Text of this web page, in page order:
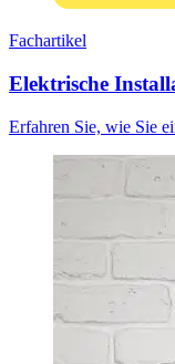
Fachartikel
Elektrische
Erfahren Sie, wie Sie